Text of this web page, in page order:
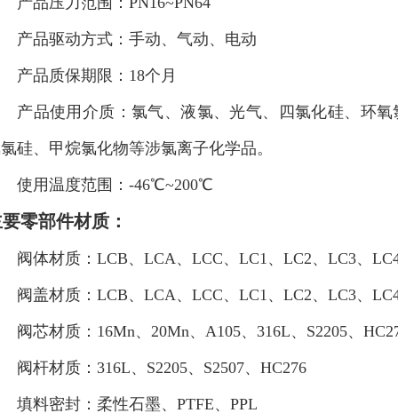
品驱动方式：手动、气动、电动
品质保期限：18个月
品使用介质：氯气、液氯、光气、四氯化硅、环氧
硅、甲烷氯化物等涉氯离子化学品。
用温度范围：-46℃~200℃
零部件材质：
体材质：LCB、LCA、LCC、LC1、LC2、LC3、
盖材质：LCB、LCA、LCC、LC1、LC2、LC3、
芯材质：16Mn、20Mn、A105、316L、S2205、
杆材质：316L、S2205、S2507、HC276
料密封：柔性石墨、PTFE、PPL